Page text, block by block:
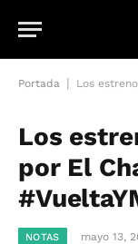
Portada Los
Los
por El
NOTAS mayo 13,